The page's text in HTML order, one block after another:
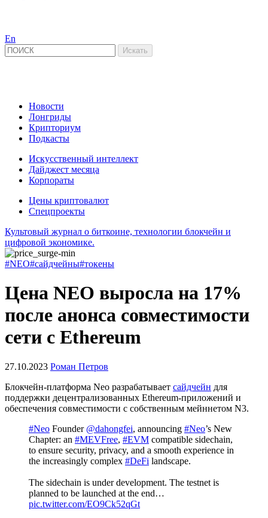
En
Новости
Лонгриды
Крипториум
Подкасты
Искусственный интеллект
Дайджест месяца
Корпораты
Цены криптовалют
Спецпроекты
Культовый журнал о биткоине, технологии блокчейн и
цифровой экономике.
#NEO#сайдчейны#токены
Цена NEO выросла на 17%
после анонса совместимости
сети с Ethereum
27.10.2023 Роман Петров
Блокчейн-платформа Neo разрабатывает сайдчейн для
поддержки децентрализованных Ethereum-приложений и
обеспечения совместимости с собственным мейннетом N3.
#Neo Founder @dahongfei, announcing #Neo’s New
Chapter: an #MEVFree, #EVM compatible sidechain,
to ensure security, privacy, and a smooth experience in
the increasingly complex #DeFi landscape.
The sidechain is under development. The testnet is
planned to be launched at the end…
pic.twitter.com/EO9Ck52qGt